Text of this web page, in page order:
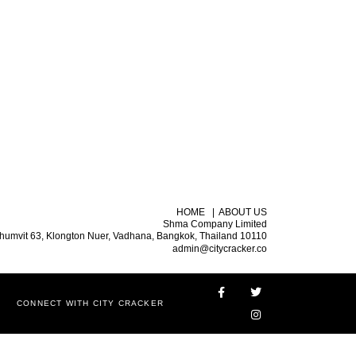
HOME | ABOUT US
Shma Company Limited
63, Klongton Nuer, Vadhana, Bangkok, Thailand 10110
admin@citycracker.co
CONNECT WITH CITY CRACKER